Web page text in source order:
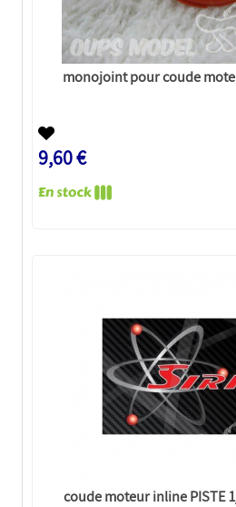
monojoint pour coude
9,60 €
coude moteur inline PISTE